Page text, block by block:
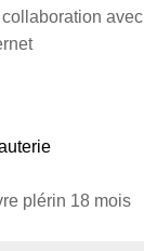
avec
plérin 18 mois